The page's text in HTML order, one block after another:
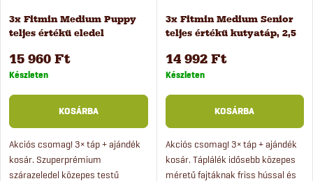
3x Fitmin Medium Puppy
teljes értékű eledel
15 960 Ft
Készleten
KOSÁRBA
Akciós csomag! 3× táp + ajándék
kosár. Szuperprémium
szárazeledel közepes testű
3x Fitmin Medium Senior
teljes értékű kutyatáp, 2,5
14 992 Ft
Készleten
KOSÁRBA
Akciós csomag! 3× táp + ajándék
kosár. Táplálék idősebb közepes
méretű fajtáknak friss hússal és